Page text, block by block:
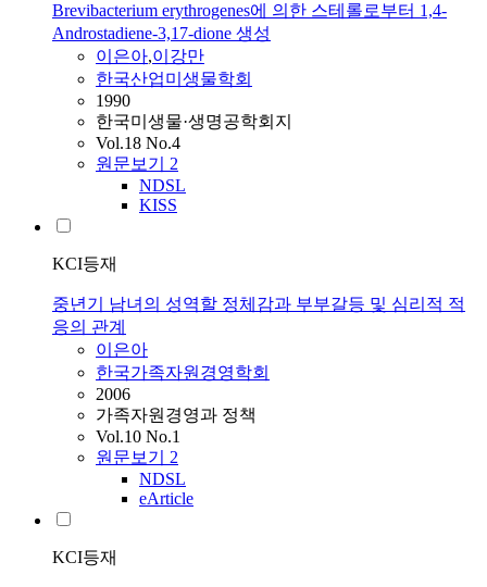
Brevibacterium erythrogenes에 의한 스테롤로부터 1,4-
Androstadiene-3,17-dione 생성
이은아,이강만
한국산업미생물학회
1990
한국미생물·생명공학회지
Vol.18 No.4
원문보기 2
NDSL
KISS
KCI등재
중년기 남녀의 성역할 정체감과 부부갈등 및 심리적 적
응의 관계
이은아
한국가족자원경영학회
2006
가족자원경영과 정책
Vol.10 No.1
원문보기 2
NDSL
eArticle
KCI등재